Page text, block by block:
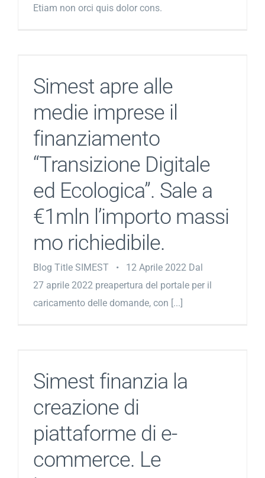
Etiam non orci quis dolor cons.
Simest apre alle
medie imprese il
finanziamento
“Transizione Digitale
ed Ecologica”. Sale a
€1mln l’importo massi
mo richiedibile.
Blog Title SIMEST • 12 Aprile 2022 Dal
27 aprile 2022 preapertura del portale per il
caricamento delle domande, con [...]
Simest finanzia la
creazione di
piattaforme di e-
commerce. Le